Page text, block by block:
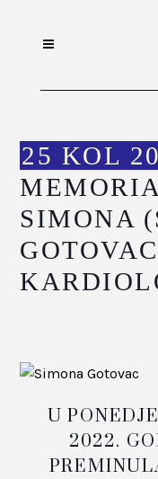
25 KOL
SIMONA
U
2022.